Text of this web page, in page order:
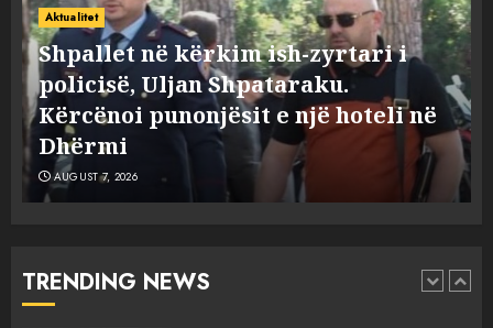
Aktualitet
Shpallet në kërkim ish-zyrtari i
policisë, Uljan Shpataraku.
Kërcënoi punonjësit e një hoteli në
Dhërmi
AUGUST 7, 2026
TRENDING NEWS
1
Policia konfirmon
ekstradimin e Samir
Rodriguez, i dyshuar për
laboratorin e kokainës në
Frakull
AUGUST 7, 2026
2
Shpallet në kërkim ish-zyrtari
AUGUST 7, 2026